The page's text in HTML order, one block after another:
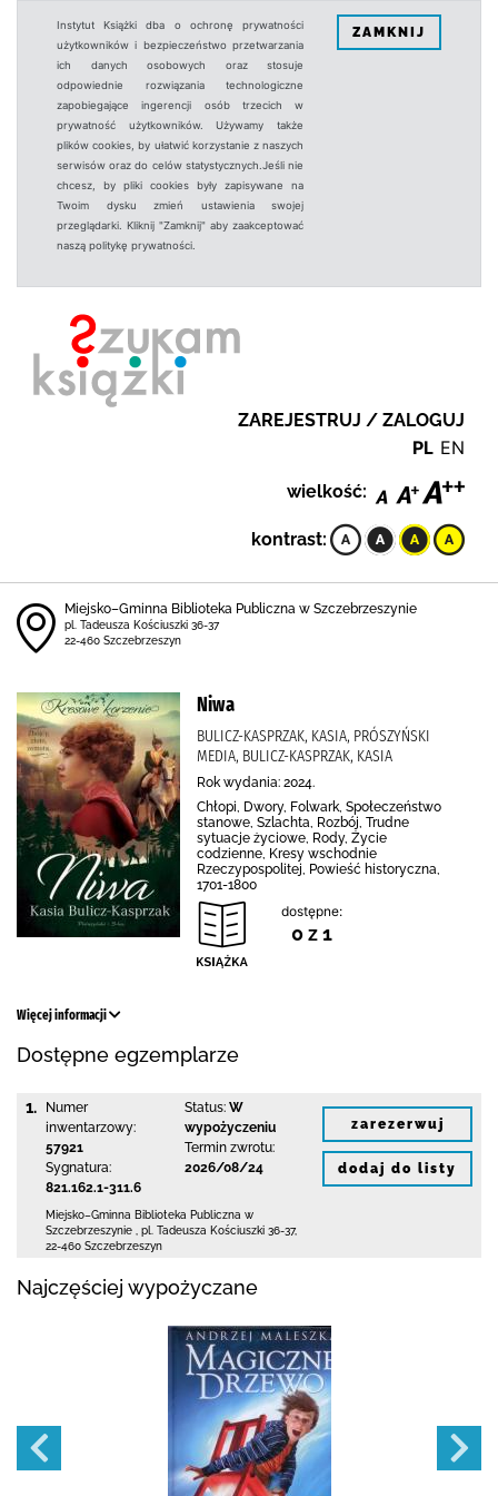
Instytut Książki dba o ochronę prywatności
użytkowników i bezpieczeństwo przetwarzania
ich danych osobowych oraz stosuje
odpowiednie rozwiązania technologiczne
zapobiegające ingerencji osób trzecich w
prywatność użytkowników. Używamy także
plików cookies, by ułatwić korzystanie z naszych
serwisów oraz do celów statystycznych.Jeśli nie
chcesz, by pliki cookies były zapisywane na
Twoim dysku zmień ustawienia swojej
przeglądarki. Kliknij "Zamknij" aby zaakceptować
naszą politykę prywatności.
ZAMKNIJ
ZAREJESTRUJ / ZALOGUJ
PL EN
wielkość:
kontrast:
Miejsko–Gminna Biblioteka Publiczna w Szczebrzeszynie
pl. Tadeusza Kościuszki 36-37
22-460 Szczebrzeszyn
Niwa
BULICZ-KASPRZAK, KASIA, PRÓSZYŃSKI
MEDIA, BULICZ-KASPRZAK, KASIA
Rok wydania: 2024.
Chłopi, Dwory, Folwark, Społeczeństwo
stanowe, Szlachta, Rozbój, Trudne
sytuacje życiowe, Rody, Życie
codzienne, Kresy wschodnie
Rzeczypospolitej, Powieść historyczna,
1701-1800
dostępne:
0 z 1
Więcej informacji
Dostępne egzemplarze
1.
Numer
inwentarzowy:
57921
Sygnatura:
821.162.1-311.6
Status: W
wypożyczeniu
Termin zwrotu:
2026/08/24
Miejsko–Gminna Biblioteka Publiczna w
Szczebrzeszynie
pl. Tadeusza Kościuszki 36-37,
22-460 Szczebrzeszyn
zarezerwuj
dodaj do listy
Najczęściej wypożyczane